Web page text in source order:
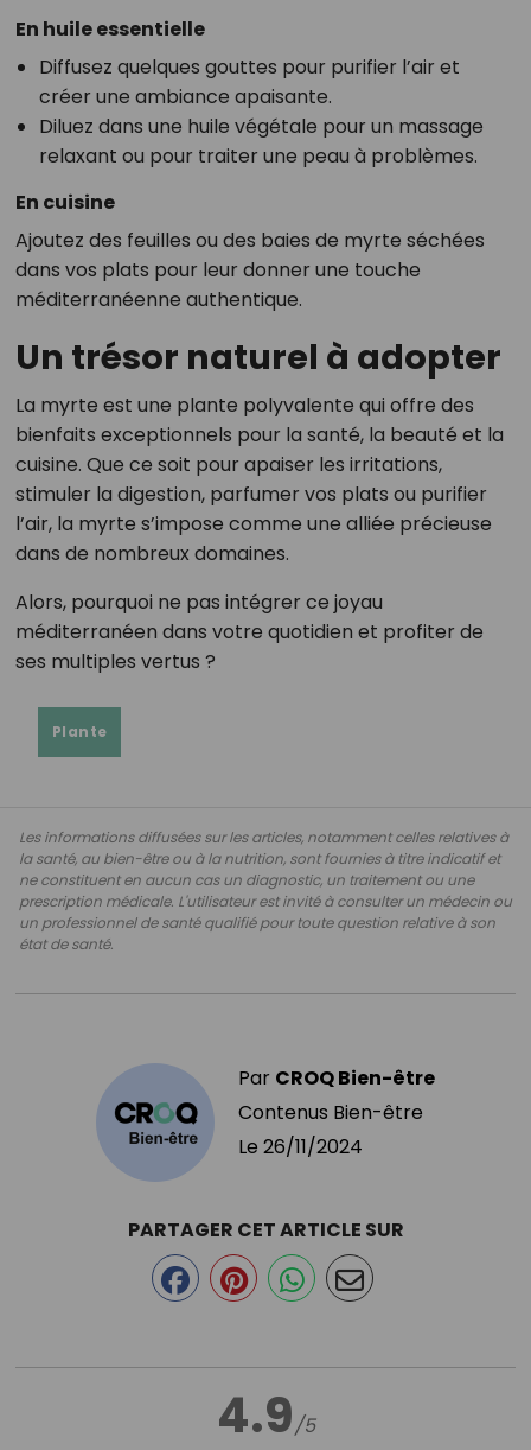
En huile essentielle
Diffusez quelques gouttes pour purifier l’air et
créer une ambiance apaisante.
Diluez dans une huile végétale pour un massage
relaxant ou pour traiter une peau à problèmes.
En cuisine
Ajoutez des feuilles ou des baies de myrte séchées
dans vos plats pour leur donner une touche
méditerranéenne authentique.
Un trésor naturel à adopter
La myrte est une plante polyvalente qui offre des
bienfaits exceptionnels pour la santé, la beauté et la
cuisine. Que ce soit pour apaiser les irritations,
stimuler la digestion, parfumer vos plats ou purifier
l’air, la myrte s’impose comme une alliée précieuse
dans de nombreux domaines.
Alors, pourquoi ne pas intégrer ce joyau
méditerranéen dans votre quotidien et profiter de
ses multiples vertus ?
Plante
Les informations diffusées sur les articles, notamment celles relatives à
la santé, au bien-être ou à la nutrition, sont fournies à titre indicatif et
ne constituent en aucun cas un diagnostic, un traitement ou une
prescription médicale. L'utilisateur est invité à consulter un médecin ou
un professionnel de santé qualifié pour toute question relative à son
état de santé.
Par CROQ Bien-être
Contenus Bien-être
Le 26/11/2024
4.9/5
PARTAGER CET ARTICLE SUR